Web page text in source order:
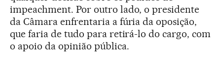
impeachment. Por outro lado, o presidente
da Câmara enfrentaria a fúria da oposição,
que faria de tudo para retirá-lo do cargo, com
o apoio da opinião pública.